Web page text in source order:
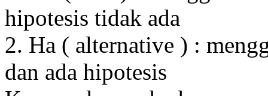
hipotesis tidak ada
2. Ha ( alternative ) :
dan ada hipotesis